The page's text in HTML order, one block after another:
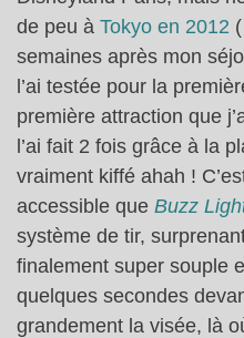
de peu à Tokyo en 2012
semaines après mon
l’ai testée pour la
première attraction que
l’ai fait 2 fois grâce à la
vraiment kiffé ahah !
accessible que Buzz
système de tir,
finalement super souple
quelques secondes
grandement la visée, là